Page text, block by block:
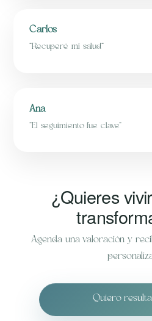
Carlos
“Recuperé mi salud”
Ana
“El seguimiento fue clave”
¿Quieres
Agenda una valoración y
Quiero